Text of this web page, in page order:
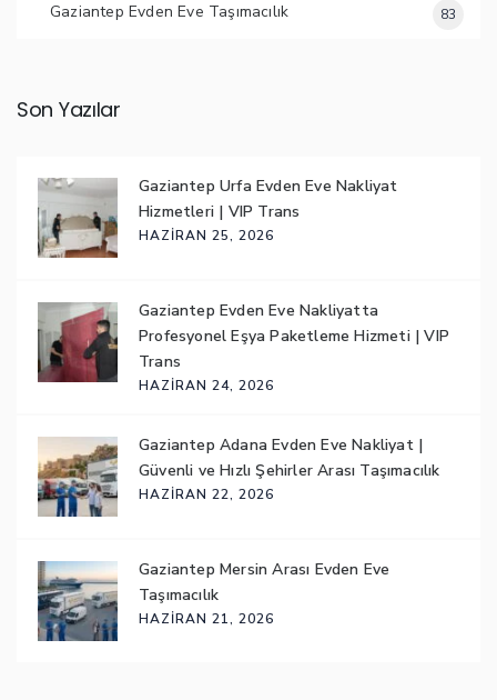
Gaziantep Evden Eve Taşımacılık 83
Son Yazılar
Gaziantep Urfa Evden Eve Nakliyat
Hizmetleri | VIP Trans
HAZIRAN 25, 2026
Gaziantep Evden Eve Nakliyatta
Profesyonel Eşya Paketleme Hizmeti | VIP
Trans
HAZIRAN 24, 2026
Gaziantep Adana Evden Eve Nakliyat |
Güvenli ve Hızlı Şehirler Arası Taşımacılık
HAZIRAN 22, 2026
Gaziantep Mersin Arası Evden Eve
Taşımacılık
HAZIRAN 21, 2026